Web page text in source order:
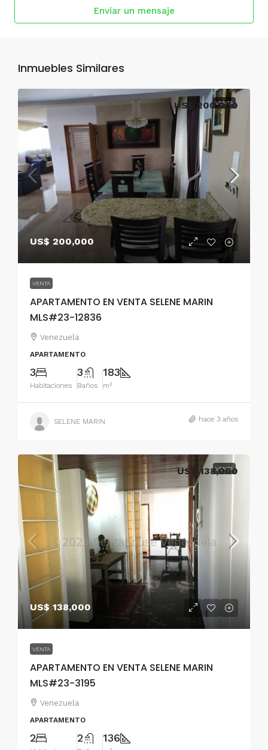
Enviar un mensaje
Inmuebles Similares
VENTA
US$ 200,000
VENTA
APARTAMENTO EN VENTA SELENE MARIN
MLS#23-12836
US$ 200,000
Venezuela
APARTAMENTO
3
Habitaciones
3
Baños
183
m²
SELENE MARIN hace 3 años
VENTA
US$ 138,000
VENTA
APARTAMENTO EN VENTA SELENE MARIN
MLS#23-3195
US$ 138,000
Venezuela
APARTAMENTO
2 2 136